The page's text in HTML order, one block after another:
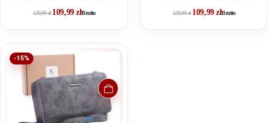
129,99zł 109,99złBrutto 129,99zł 109,99złBrutto
-15%